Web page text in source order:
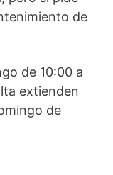
de
de 10:00 a
extienden
de